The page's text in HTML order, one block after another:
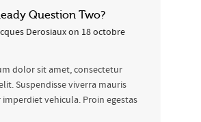
Question Two?
Derosiauxon 18 octobre
dolor sit amet, consectetur
Suspendisse viverra mauris
vehicula. Proin egestas